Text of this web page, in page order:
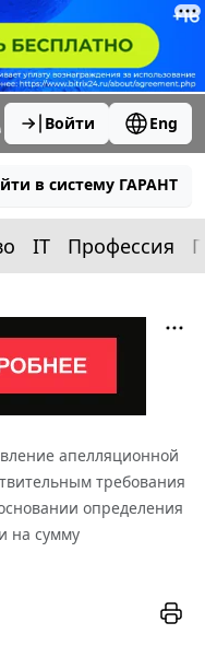
Войти Eng
в систему ГАРАНТ
IT Профессия
апелляционной
требования
определения
на сумму